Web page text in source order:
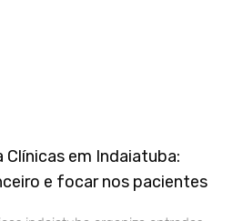
Clínicas em Indaiatuba:
e focar nos pacientes